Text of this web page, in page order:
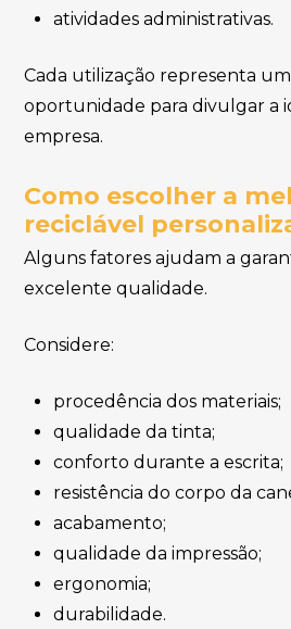
atividades administrativas.
Cada utilização representa
oportunidade para divulgar a
empresa.
Como escolher a
reciclável
Alguns fatores ajudam a
excelente qualidade.
Considere:
procedência dos materiais;
qualidade da tinta;
conforto durante a escrita;
resistência do corpo da
acabamento;
qualidade da impressão;
ergonomia;
durabilidade.